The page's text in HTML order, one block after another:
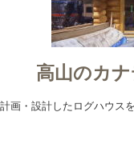
高山のカ
計画・設計したログハウス